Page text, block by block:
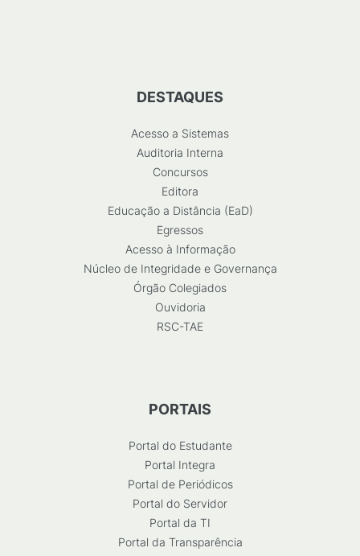
DESTAQUES
Acesso a Sistemas
Auditoria Interna
Concursos
Editora
Educação a Distância (EaD)
Egressos
Acesso à Informação
Núcleo de Integridade e Governança
Órgão Colegiados
Ouvidoria
RSC-TAE
PORTAIS
Portal do Estudante
Portal Integra
Portal de Periódicos
Portal do Servidor
Portal da TI
Portal da Transparência